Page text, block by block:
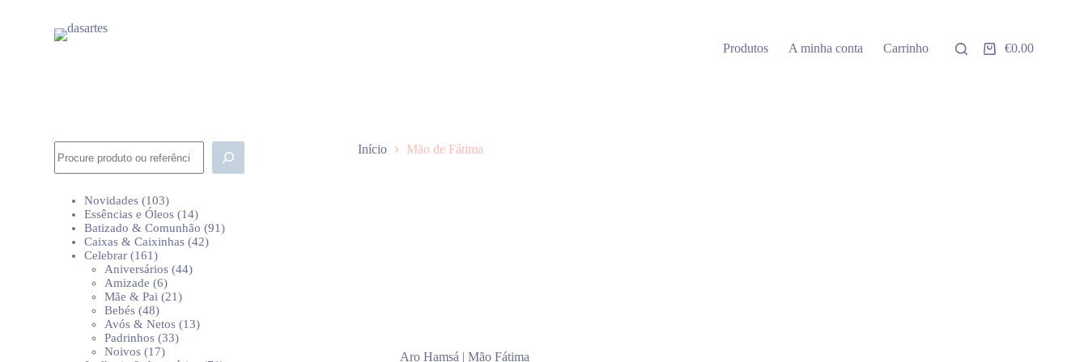
Produtos A minha conta Carrinho
Carrinho
€0.00
Início Mão de Fátima
Aro Hamsá | Mão Fátima
Novidades 103103
produtos
Essências e Óleos 1414
produtos
Batizado & Comunhão 9191
Caixas & Caixinhas 4242
Celebrar 161161
produtos
Aniversários 4444
Amizade 66
produtos
Mãe & Pai 2121
Bebés 4848
produtos
Avós & Netos 1313
Padrinhos 3333
Noivos 1717